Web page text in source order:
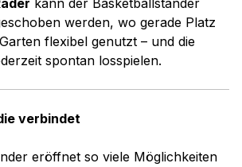
kann der Basketballständer
werden, wo gerade Platz
flexibel genutzt – und die
spontan losspielen.
verbindet
eröffnet so viele Möglichkeiten